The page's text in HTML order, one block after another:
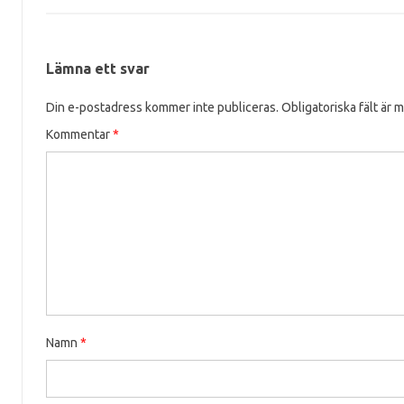
Lämna ett svar
Din e-postadress kommer inte publiceras. Obligatoriska fält är
Kommentar*
Namn *